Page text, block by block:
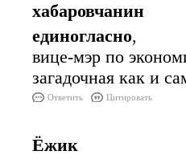
хабаровчанин
единогласно,
вице-мэр по
загадочная как и
Ответить Цитировать
Ёжик